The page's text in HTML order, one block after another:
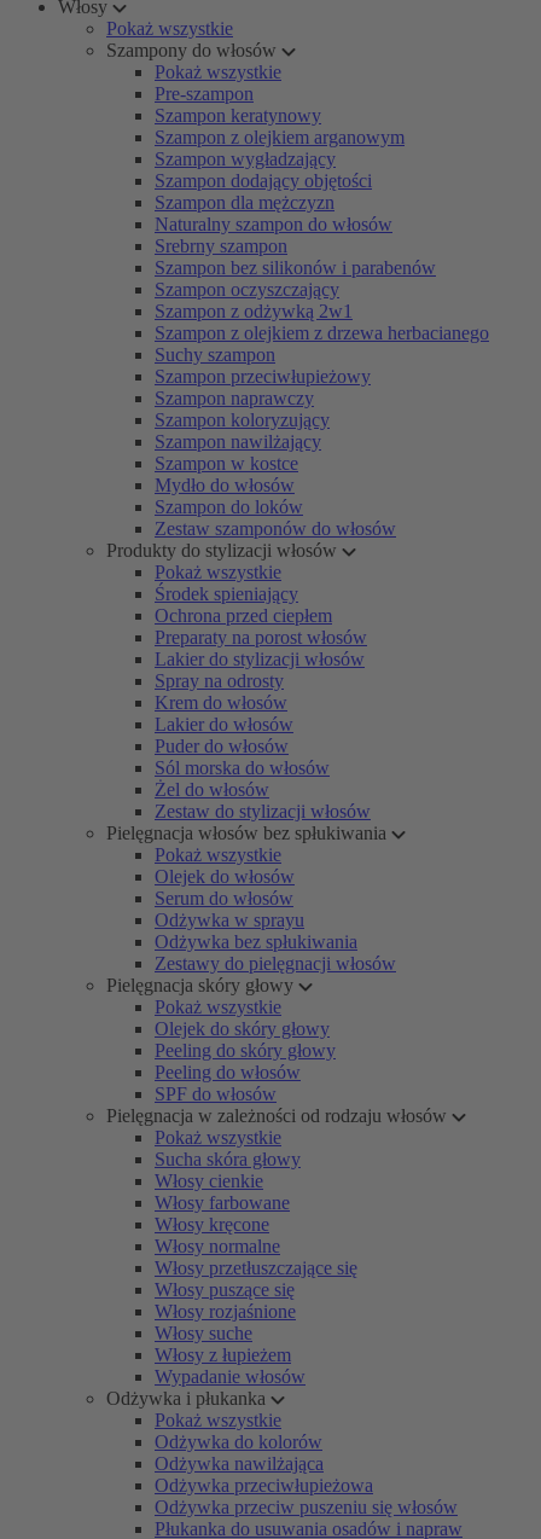
Włosy
Pokaż wszystkie
Szampony do włosów
Pokaż wszystkie
Pre-szampon
Szampon keratynowy
Szampon z olejkiem arganowym
Szampon wygładzający
Szampon dodający objętości
Szampon dla mężczyzn
Naturalny szampon do włosów
Srebrny szampon
Szampon bez silikonów i parabenów
Szampon oczyszczający
Szampon z odżywką 2w1
Szampon z olejkiem z drzewa herbacianego
Suchy szampon
Szampon przeciwłupieżowy
Szampon naprawczy
Szampon koloryzujący
Szampon nawilżający
Szampon w kostce
Mydło do włosów
Szampon do loków
Zestaw szamponów do włosów
Produkty do stylizacji włosów
Pokaż wszystkie
Środek spieniający
Ochrona przed ciepłem
Preparaty na porost włosów
Lakier do stylizacji włosów
Spray na odrosty
Krem do włosów
Lakier do włosów
Puder do włosów
Sól morska do włosów
Żel do włosów
Zestaw do stylizacji włosów
Pielęgnacja włosów bez spłukiwania
Pokaż wszystkie
Olejek do włosów
Serum do włosów
Odżywka w sprayu
Odżywka bez spłukiwania
Zestawy do pielęgnacji włosów
Pielęgnacja skóry głowy
Pokaż wszystkie
Olejek do skóry głowy
Peeling do skóry głowy
Peeling do włosów
SPF do włosów
Pielęgnacja w zależności od rodzaju włosów
Pokaż wszystkie
Sucha skóra głowy
Włosy cienkie
Włosy farbowane
Włosy kręcone
Włosy normalne
Włosy przetłuszczające się
Włosy puszące się
Włosy rozjaśnione
Włosy suche
Włosy z łupieżem
Wypadanie włosów
Odżywka i płukanka
Pokaż wszystkie
Odżywka do kolorów
Odżywka nawilżająca
Odżywka przeciwłupieżowa
Odżywka przeciw puszeniu się włosów
Płukanka do usuwania osadów i napraw